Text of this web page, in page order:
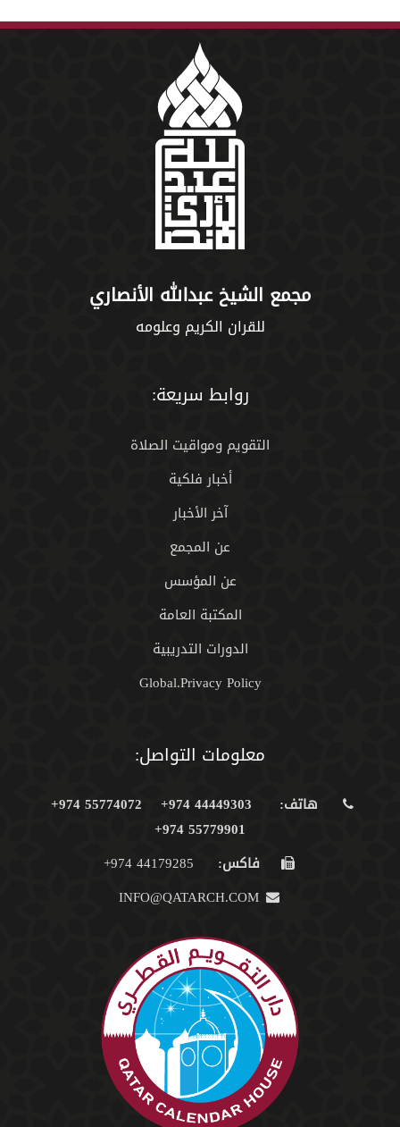
مجمع الشيخ عبدالله الأنصاري
للقران الكريم وعلومه
روابط سريعة:
التقويم ومواقيت الصلاة
أخبار فلكية
آخر الأخبار
عن المجمع
عن المؤسس
المكتبة العامة
الدورات التدريبية
Global.Privacy Policy
معلومات التواصل:
هاتف: 44449303 974+
55774072 974+
55779901 974+
فاكس: